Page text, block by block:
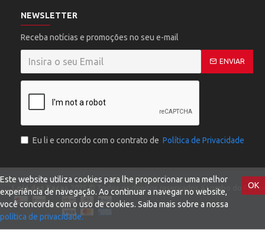
NEWSLETTER
Receba notícias e promoções no seu e-mail
ENVIAR
Eu li e concordo com o contrato de Política de Privacidade
Loja das Facas 2025 © Todos os direitos reservados a Lombo do OK
Este website utiliza cookies para lhe proporcionar uma melhor
experiência de navegação. Ao continuar a navegar no website,
você concorda com o uso de cookies. Saiba mais sobre a nossa
política de privacidade.